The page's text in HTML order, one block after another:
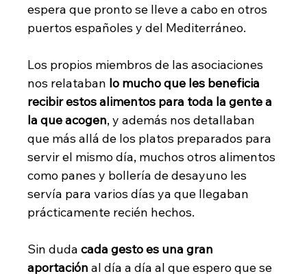
espera que pronto se lleve a cabo en otros
puertos españoles y del Mediterráneo.
Los propios miembros de las asociaciones
nos relataban lo mucho que les beneficia
recibir estos alimentos para toda la gente a
la que acogen, y además nos detallaban
que más allá de los platos preparados para
servir el mismo día, muchos otros alimentos
como panes y bollería de desayuno les
servía para varios días ya que llegaban
prácticamente recién hechos.
Sin duda cada gesto es una gran
aportación al día a día al que espero que se